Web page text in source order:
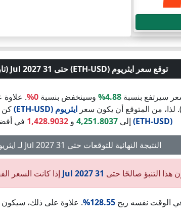
توقع سعر ايثريوم (ETH-USD) حتى 31 Jul 2027 (تاريخ التحديث: 31 Jul 2026)
سيرتفع بنسبة 4.88% وسينخفض بنسبة 0% . علاوة
لذا، من المتوقع أن يكون سعر ايثريوم (ETH-USD) كن
(ETH-USD)
إلى 4,251.8037 و 1,428.9032 في
النتيجة النهائية للتوقعات حتى 31 Jul 2027 لـ ايثريوم (ETH-USD) تشير إلى:
هذا التنبؤ صالحًا حتى 31 Jul 2027 إذا كانت السعر
الوقت نفسه ربح 128.55% . علاوة على ذلك،